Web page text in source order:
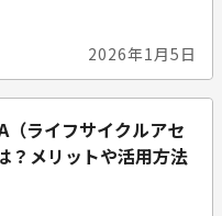
2026年1月5日
（ライフサイクルアセ
？メリットや活用方法